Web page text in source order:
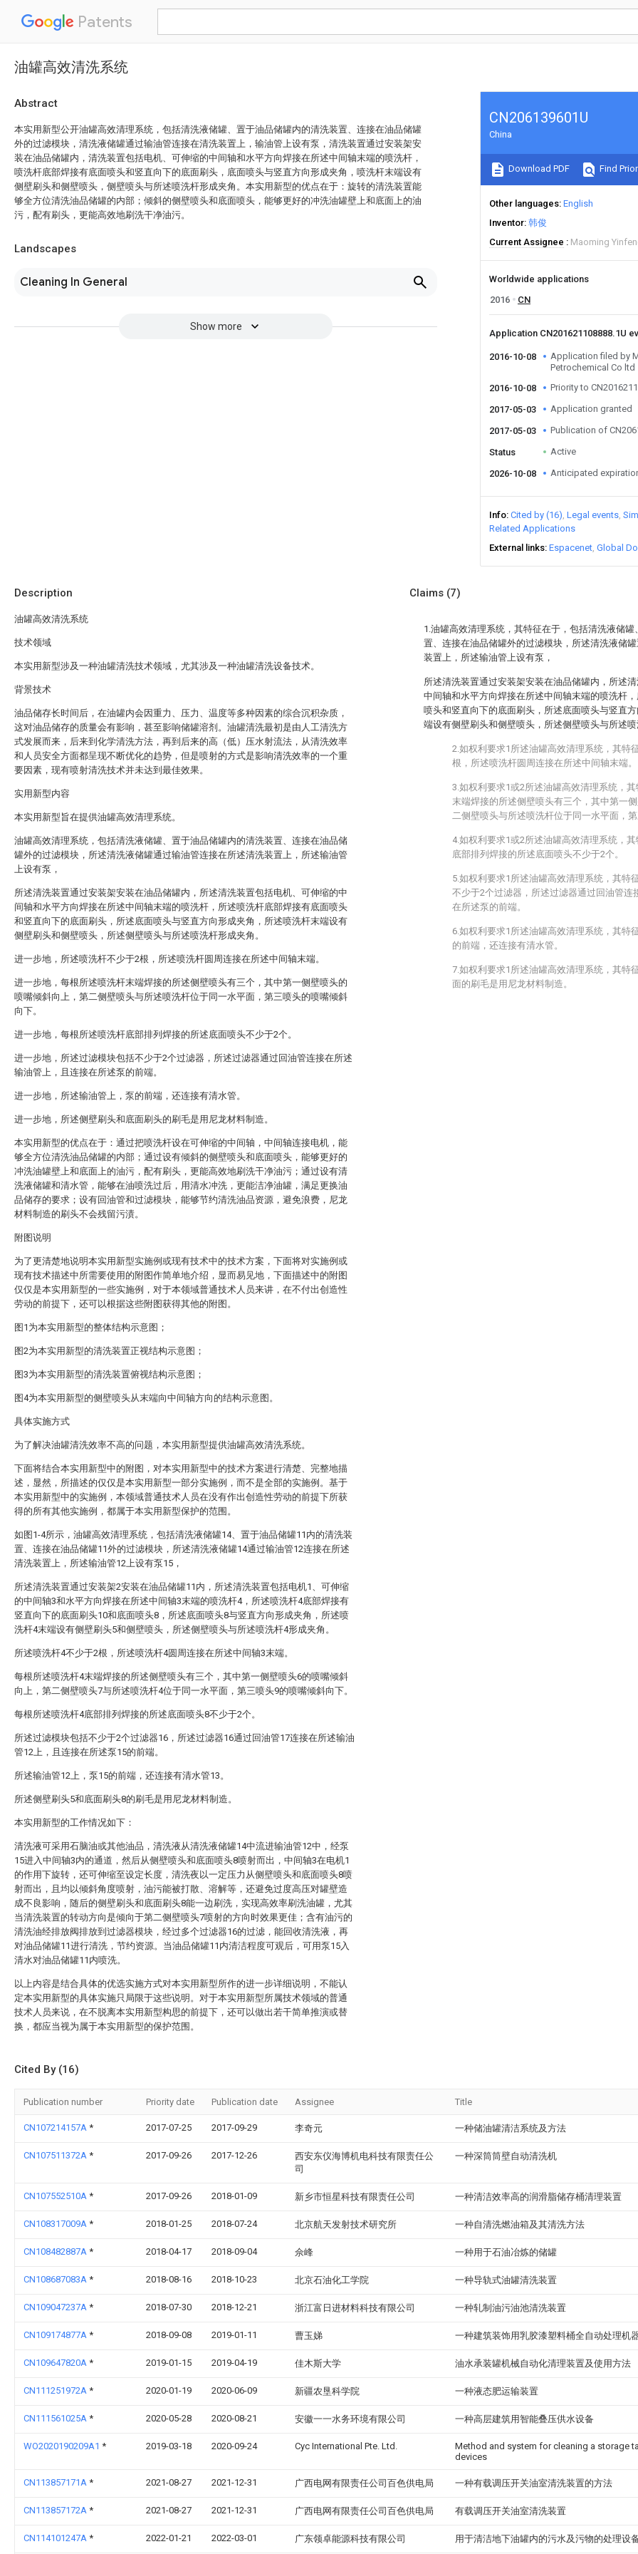
Patents
油罐高效清洗系统
Abstract
本实用新型公开油罐高效清理系统，包括清洗液储罐、置于油品储罐内的清洗装置、连接在油品储罐
外的过滤模块，清洗液储罐通过输油管连接在清洗装置上，输油管上设有泵，清洗装置通过安装架安
装在油品储罐内，清洗装置包括电机、可伸缩的中间轴和水平方向焊接在所述中间轴末端的喷洗杆，
喷洗杆底部焊接有底面喷头和竖直向下的底面刷头，底面喷头与竖直方向形成夹角，喷洗杆末端设有
侧壁刷头和侧壁喷头，侧壁喷头与所述喷洗杆形成夹角。本实用新型的优点在于：旋转的清洗装置能
够全方位清洗油品储罐的内部；倾斜的侧壁喷头和底面喷头，能够更好的冲洗油罐壁上和底面上的油
污，配有刷头，更能高效地刷洗干净油污。
Landscapes
Cleaning In General
Show more
CN206139601U
China
Download PDF Find
Other languages English
Inventor 韩俊
Current Assignee
Maoming
Worldwide applications
2016
CN
Application CN201621108888.1U
2016-10-08
Application filed by
Petrochemical Co ltd
2016-10-08
Priority to
2017-05-03 Application granted
2017-05-03 Publication of
Status Active
2026-10-08 Anticipated
Info Cited by (16) Legal events
Related Applications
External links Espacenet Global
Description
油罐高效清洗系统
技术领域
本实用新型涉及一种油罐清洗技术领域，尤其涉及一种油罐清洗设备技术。
背景技术
油品储存长时间后，在油罐内会因重力、压力、温度等多种因素的综合沉积杂质，
这对油品储存的质量会有影响，甚至影响储罐溶剂。油罐清洗最初是由人工清洗方
式发展而来，后来到化学清洗方法，再到后来的高（低）压水射流法，从清洗效率
和人员安全方面都呈现不断优化的趋势，但是喷射的方式是影响清洗效率的一个重
要因素，现有喷射清洗技术并未达到最佳效果。
实用新型内容
本实用新型旨在提供油罐高效清理系统。
油罐高效清理系统，包括清洗液储罐、置于油品储罐内的清洗装置、连接在油品储
罐外的过滤模块，所述清洗液储罐通过输油管连接在所述清洗装置上，所述输油管
上设有泵，
所述清洗装置通过安装架安装在油品储罐内，所述清洗装置包括电机、可伸缩的中
间轴和水平方向焊接在所述中间轴末端的喷洗杆，所述喷洗杆底部焊接有底面喷头
和竖直向下的底面刷头，所述底面喷头与竖直方向形成夹角，所述喷洗杆末端设有
侧壁刷头和侧壁喷头，所述侧壁喷头与所述喷洗杆形成夹角。
进一步地，所述喷洗杆不少于2根，所述喷洗杆圆周连接在所述中间轴末端。
进一步地，每根所述喷洗杆末端焊接的所述侧壁喷头有三个，其中第一侧壁喷头的
喷嘴倾斜向上，第二侧壁喷头与所述喷洗杆位于同一水平面，第三喷头的喷嘴倾斜
向下。
进一步地，每根所述喷洗杆底部排列焊接的所述底面喷头不少于2个。
进一步地，所述过滤模块包括不少于2个过滤器，所述过滤器通过回油管连接在所述
输油管上，且连接在所述泵的前端。
进一步地，所述输油管上，泵的前端，还连接有清水管。
进一步地，所述侧壁刷头和底面刷头的刷毛是用尼龙材料制造。
本实用新型的优点在于：通过把喷洗杆设在可伸缩的中间轴，中间轴连接电机，能
够全方位清洗油品储罐的内部；通过设有倾斜的侧壁喷头和底面喷头，能够更好的
冲洗油罐壁上和底面上的油污，配有刷头，更能高效地刷洗干净油污；通过设有清
洗液储罐和清水管，能够在油喷洗过后，用清水冲洗，更能洁净油罐，满足更换油
品储存的要求；设有回油管和过滤模块，能够节约清洗油品资源，避免浪费，尼龙
材料制造的刷头不会残留污渍。
附图说明
为了更清楚地说明本实用新型实施例或现有技术中的技术方案，下面将对实施例或
现有技术描述中所需要使用的附图作简单地介绍，显而易见地，下面描述中的附图
仅仅是本实用新型的一些实施例，对于本领域普通技术人员来讲，在不付出创造性
劳动的前提下，还可以根据这些附图获得其他的附图。
图1为本实用新型的整体结构示意图；
图2为本实用新型的清洗装置正视结构示意图；
图3为本实用新型的清洗装置俯视结构示意图；
图4为本实用新型的侧壁喷头从末端向中间轴方向的结构示意图。
具体实施方式
为了解决油罐清洗效率不高的问题，本实用新型提供油罐高效清洗系统。
下面将结合本实用新型中的附图，对本实用新型中的技术方案进行清楚、完整地描
述，显然，所描述的仅仅是本实用新型一部分实施例，而不是全部的实施例。基于
本实用新型中的实施例，本领域普通技术人员在没有作出创造性劳动的前提下所获
得的所有其他实施例，都属于本实用新型保护的范围。
如图1-4所示，油罐高效清理系统，包括清洗液储罐14、置于油品储罐11内的清洗装
置、连接在油品储罐11外的过滤模块，所述清洗液储罐14通过输油管12连接在所述
清洗装置上，所述输油管12上设有泵15，
所述清洗装置通过安装架2安装在油品储罐11内，所述清洗装置包括电机1、可伸缩
的中间轴3和水平方向焊接在所述中间轴3末端的喷洗杆4，所述喷洗杆4底部焊接有
竖直向下的底面刷头10和底面喷头8，所述底面喷头8与竖直方向形成夹角，所述喷
洗杆4末端设有侧壁刷头5和侧壁喷头，所述侧壁喷头与所述喷洗杆4形成夹角。
所述喷洗杆4不少于2根，所述喷洗杆4圆周连接在所述中间轴3末端。
每根所述喷洗杆4末端焊接的所述侧壁喷头有三个，其中第一侧壁喷头6的喷嘴倾斜
向上，第二侧壁喷头7与所述喷洗杆4位于同一水平面，第三喷头9的喷嘴倾斜向下。
每根所述喷洗杆4底部排列焊接的所述底面喷头8不少于2个。
所述过滤模块包括不少于2个过滤器16，所述过滤器16通过回油管17连接在所述输油
管12上，且连接在所述泵15的前端。
所述输油管12上，泵15的前端，还连接有清水管13。
所述侧壁刷头5和底面刷头8的刷毛是用尼龙材料制造。
本实用新型的工作情况如下：
清洗液可采用石脑油或其他油品，清洗液从清洗液储罐14中流进输油管12中，经泵
15进入中间轴3内的通道，然后从侧壁喷头和底面喷头8喷射而出，中间轴3在电机1
的作用下旋转，还可伸缩至设定长度，清洗夜以一定压力从侧壁喷头和底面喷头8喷
射而出，且均以倾斜角度喷射，油污能被打散、溶解等，还避免过度高压对罐壁造
成不良影响，随后的侧壁刷头和底面刷头8能一边刷洗，实现高效率刷洗油罐，尤其
当清洗装置的转动方向是倾向于第二侧壁喷头7喷射的方向时效果更佳；含有油污的
清洗油经排放阀排放到过滤器模块，经过多个过滤器16的过滤，能回收清洗液，再
对油品储罐11进行清洗，节约资源。当油品储罐11内清洁程度可观后，可用泵15入
清水对油品储罐11内喷洗。
以上内容是结合具体的优选实施方式对本实用新型所作的进一步详细说明，不能认
定本实用新型的具体实施只局限于这些说明。对于本实用新型所属技术领域的普通
技术人员来说，在不脱离本实用新型构思的前提下，还可以做出若干简单推演或替
换，都应当视为属于本实用新型的保护范围。
Claims (7)
1.油罐高效清理系统，其特征在于，包括清洗液储
置、连接在油品储罐外的过滤模块，所述清洗液储
装置上，所述输油管上设有泵，
所述清洗装置通过安装架安装在油品储罐内，所述
中间轴和水平方向焊接在所述中间轴末端的喷洗杆
喷头和竖直向下的底面刷头，所述底面喷头与竖直
端设有侧壁刷头和侧壁喷头，所述侧壁喷头与所述喷
2.如权利要求1所述油罐高效清理系统，其特
根，所述喷洗杆圆周连接在所述中间轴末端。
3.如权利要求1或2所述油罐高效清理系统，
末端焊接的所述侧壁喷头有三个，其中第一
二侧壁喷头与所述喷洗杆位于同一水平面，第
4.如权利要求1或2所述油罐高效清理系统，
底部排列焊接的所述底面喷头不少于2个。
5.如权利要求1所述油罐高效清理系统，其特
不少于2个过滤器，所述过滤器通过回油管连
在所述泵的前端。
6.如权利要求1所述油罐高效清理系统，其特
的前端，还连接有清水管。
7.如权利要求1所述油罐高效清理系统，其特
面的刷毛是用尼龙材料制造。
Cited By (16)
Publication number Priority date Publication date Assignee Title
CN107214157A * 2017-07-25 2017-09-29 李奇元 一种储油罐清洁系统及方法
CN107511372A * 2017-09-26 2017-12-26
西安东仪海博机电科技有限责任公
司
一种深筒筒壁自动清洗机
CN107552510A * 2017-09-26 2018-01-09 新乡市恒星科技有限责任公司 一种清洁效率高的润滑脂储存桶清理装置
CN108317009A * 2018-01-25 2018-07-24 北京航天发射技术研究所 一种自清洗燃油箱及其清洗方法
CN108482887A * 2018-04-17 2018-09-04 佘峰 一种用于石油冶炼的储罐
CN108687083A * 2018-08-16 2018-10-23 北京石油化工学院 一种导轨式油罐清洗装置
CN109047237A * 2018-07-30 2018-12-21 浙江富日进材料科技有限公司 一种轧制油污油池清洗装置
CN109174877A * 2018-09-08 2019-01-11 曹玉娣 一种建筑装饰用乳胶漆塑料桶全自动处理机
CN109647820A * 2019-01-15 2019-04-19 佳木斯大学 油水承装罐机械自动化清理装置及使用方法
CN111251972A * 2020-01-19 2020-06-09 新疆农垦科学院 一种液态肥运输装置
CN111561025A * 2020-05-28 2020-08-21 安徽一一水务环境有限公司 一种高层建筑用智能叠压供水设备
WO2020190209A1 * 2019-03-18 2020-09-24 Cyc International Pte. Ltd.
Method and system for cleaning a storage
devices
CN113857171A * 2021-08-27 2021-12-31 广西电网有限责任公司百色供电局 一种有载调压开关油室清洗装置的方法
CN113857172A * 2021-08-27 2021-12-31 广西电网有限责任公司百色供电局 有载调压开关油室清洗装置
CN114101247A * 2022-01-21 2022-03-01 广东领卓能源科技有限公司 用于清洁地下油罐内的污水及污物的处理设